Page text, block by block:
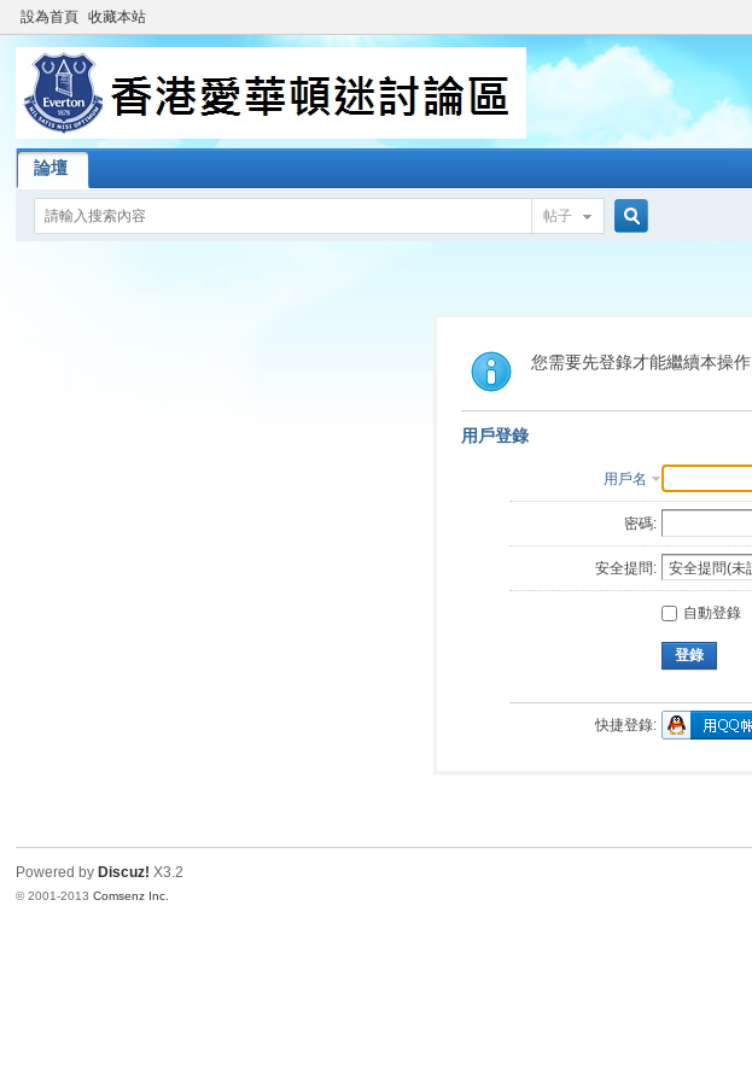
設為首頁 收藏本站
論壇
帖子
索
您需要先登錄才能繼續本操作
用戶登錄
用戶名
密碼:
安全提問:
自動登錄
登錄
快捷登錄:
Powered by Discuz! X3.2
© 2001-2013Comsenz Inc.